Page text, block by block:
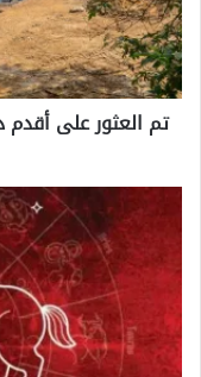
على
الاستخدام
المتعمد
للنار
في
تم العثور على أقدم
برج
الجدي
اليوم
الخميس
11
ديسمبر